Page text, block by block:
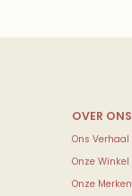
Ons Verhaal
Onze Winkel
Onze Merken